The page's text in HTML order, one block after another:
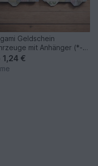
Geldschein
mit Anhänger (*-
1,24 €